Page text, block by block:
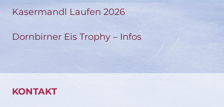
Kasermandl Laufen 2026
Dornbirner Eis Trophy – Infos
KONTAKT